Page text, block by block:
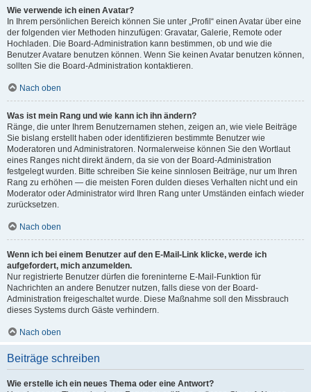
Wie verwende ich einen Avatar?
In Ihrem persönlichen Bereich können Sie unter „Profil“ einen Avatar über eine
der folgenden vier Methoden hinzufügen: Gravatar, Galerie, Remote oder
Hochladen. Die Board-Administration kann bestimmen, ob und wie die
Benutzer Avatare benutzen können. Wenn Sie keinen Avatar benutzen können,
sollten Sie die Board-Administration kontaktieren.
Nach oben
Was ist mein Rang und wie kann ich ihn ändern?
Ränge, die unter Ihrem Benutzernamen stehen, zeigen an, wie viele Beiträge
Sie bislang erstellt haben oder identifizieren bestimmte Benutzer wie
Moderatoren und Administratoren. Normalerweise können Sie den Wortlaut
eines Ranges nicht direkt ändern, da sie von der Board-Administration
festgelegt wurden. Bitte schreiben Sie keine sinnlosen Beiträge, nur um Ihren
Rang zu erhöhen — die meisten Foren dulden dieses Verhalten nicht und ein
Moderator oder Administrator wird Ihren Rang unter Umständen einfach wieder
zurücksetzen.
Nach oben
Wenn ich bei einem Benutzer auf den E-Mail-Link klicke, werde ich
aufgefordert, mich anzumelden.
Nur registrierte Benutzer dürfen die foreninterne E-Mail-Funktion für
Nachrichten an andere Benutzer nutzen, falls diese von der Board-
Administration freigeschaltet wurde. Diese Maßnahme soll den Missbrauch
dieses Systems durch Gäste verhindern.
Nach oben
Beiträge schreiben
Wie erstelle ich ein neues Thema oder eine Antwort?